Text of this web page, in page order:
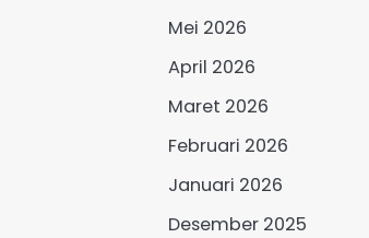
Mei 2026
April 2026
Maret 2026
Februari 2026
Januari 2026
Desember 2025